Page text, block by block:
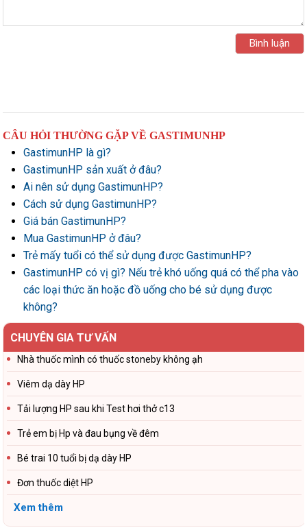
CÂU HỎI THƯỜNG GẶP VỀ GASTIMUNHP
GastimunHP là gì?
GastimunHP sản xuất ở đâu?
Ai nên sử dụng GastimunHP?
Cách sử dụng GastimunHP?
Giá bán GastimunHP?
Mua GastimunHP ở đâu?
Trẻ mấy tuổi có thể sử dụng được GastimunHP?
GastimunHP có vị gì? Nếu trẻ khó uống quá có thể pha vào
các loại thức ăn hoặc đồ uống cho bé sử dụng được
không?
CHUYÊN GIA TƯ VẤN
Nhà thuốc mình có thuốc stoneby không ạh
Viêm dạ dày HP
Tải lượng HP sau khi Test hơi thở c13
Trẻ em bị Hp và đau bụng về đêm
Bé trai 10 tuổi bị dạ dày HP
Đơn thuốc diệt HP
Xem thêm